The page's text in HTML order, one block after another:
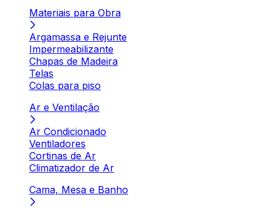
Materiais para Obra
Argamassa e Rejunte
Impermeabilizante
Chapas de Madeira
Telas
Colas para piso
Ar e Ventilação
Ar Condicionado
Ventiladores
Cortinas de Ar
Climatizador de Ar
Cama, Mesa e Banho